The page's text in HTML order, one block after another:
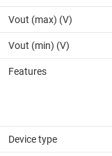
Vout (max) (V)
Vout (min) (V)
Features
Device type